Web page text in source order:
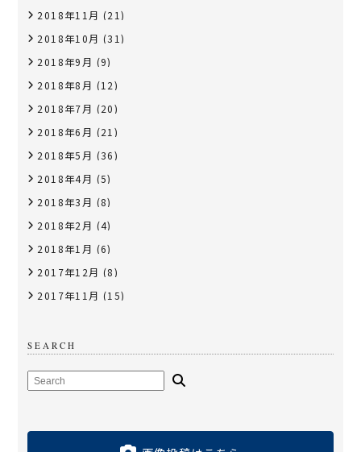
2018年11月 (21)
2018年10月 (31)
2018年9月 (9)
2018年8月 (12)
2018年7月 (20)
2018年6月 (21)
2018年5月 (36)
2018年4月 (5)
2018年3月 (8)
2018年2月 (4)
2018年1月 (6)
2017年12月 (8)
2017年11月 (15)
SEARCH